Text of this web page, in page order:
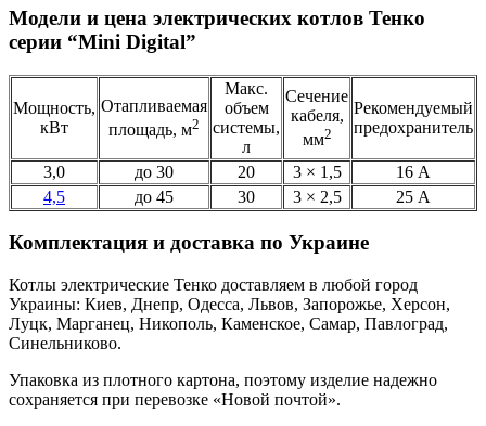
Модели и цена электрических котлов Тенко
серии “Mini Digital”
Мощность,
кВт
Отапливаемая
площадь, м2
Макс.
объем
системы,
л
Сечение
кабеля,
мм2
Рекомендуемый
предохранитель
3,0 до 30 20 3 × 1,5
16 А
4,5
до 45 30 3 × 2,5 25 А
Комплектация и доставка по Украине
Котлы электрические Тенко доставляем в любой город
Украины: Киев, Днепр, Одесса, Львов, Запорожье, Херсон,
Луцк, Марганец, Никополь, Каменское, Самар, Павлоград,
Синельниково.
Упаковка из плотного картона, поэтому изделие надежно
сохраняется при перевозке «Новой почтой».